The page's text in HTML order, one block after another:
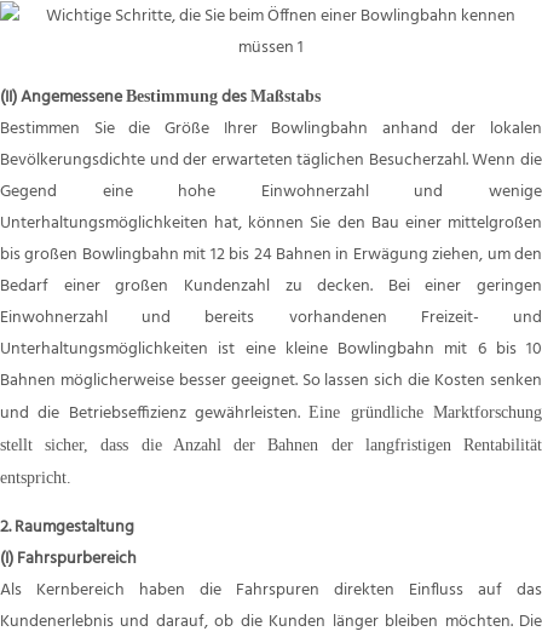
(II)Angemessene Bestimmung des Maßstabs
Bestimmen Sie die Größe Ihrer Bowlingbahn anhand der lokalen
Bevölkerungsdichte und der erwarteten täglichen Besucherzahl. Wenn die
Gegend eine hohe Einwohnerzahl und wenige
Unterhaltungsmöglichkeiten hat, können Sie den Bau einer mittelgroßen
bis großen Bowlingbahn mit 12 bis 24 Bahnen in Erwägung ziehen, um den
Bedarf einer großen Kundenzahl zu decken. Bei einer geringen
Einwohnerzahl und bereits vorhandenen Freizeit- und
Unterhaltungsmöglichkeiten ist eine kleine Bowlingbahn mit 6 bis 10
Bahnen möglicherweise besser geeignet. So lassen sich die Kosten senken
und die Betriebseffizienz gewährleisten.Eine gründliche Marktforschung
stellt sicher, dass die Anzahl der Bahnen der langfristigen Rentabilität
entspricht.
2. Raumgestaltung
(I) Fahrspurbereich
Als Kernbereich haben die Fahrspuren direkten Einfluss auf das
Kundenerlebnis und darauf, ob die Kunden länger bleiben möchten. Die